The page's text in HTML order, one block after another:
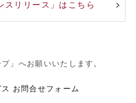
スリリース」はこちら
」へお願いいたします。
お問合せフォーム